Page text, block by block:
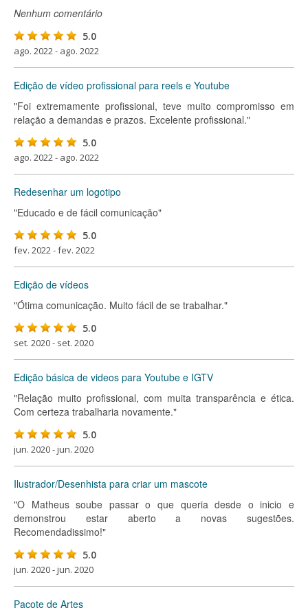
Nenhum comentário
5.0
ago. 2022 - ago. 2022
Edição de vídeo profissional para reels e Youtube
"Foi extremamente profissional, teve muito compromisso em
relação a demandas e prazos. Excelente profissional."
5.0
ago. 2022 - ago. 2022
Redesenhar um logotipo
"Educado e de fácil comunicação"
5.0
fev. 2022 - fev. 2022
Edição de vídeos
"Ótima comunicação. Muito fácil de se trabalhar."
5.0
set. 2020 - set. 2020
Edição básica de videos para Youtube e IGTV
"Relação muito profissional, com muita transparência e ética.
Com certeza trabalharia novamente."
5.0
jun. 2020 - jun. 2020
Ilustrador/Desenhista para criar um mascote
"O Matheus soube passar o que queria desde o inicio e
demonstrou estar aberto a novas sugestões.
Recomendadissimo!"
5.0
jun. 2020 - jun. 2020
Pacote de Artes